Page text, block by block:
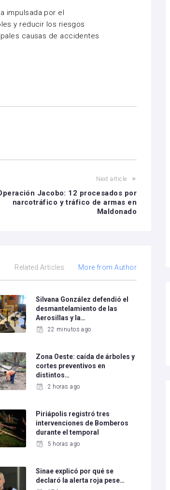
impulsada por el
y reducir los riesgos
causas de accidentes
Next article
Jacobo: 12 procesados por
narcotráfico y tráfico de armas en
Maldonado
Related Articles More from Author
Silvana González defendió el
desmantelamiento de las
Aerosillas y la…
22 minutos ago
Zona Oeste: caída de árboles y
cortes preventivos en
distintos…
2 horas ago
Piriápolis registró tres
intervenciones de Bomberos
durante el temporal
5 horas ago
Sinae explicó por qué se
declaró la alerta roja pese…